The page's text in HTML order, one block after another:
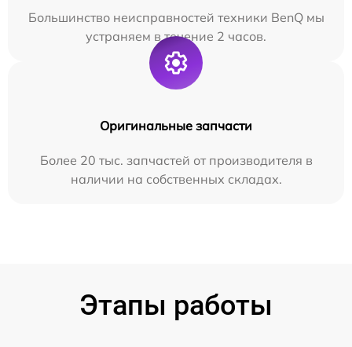
Большинство неисправностей техники BenQ мы
устраняем в течение 2 часов.
Оригинальные запчасти
Более 20 тыс. запчастей от производителя в
наличии на собственных складах.
Этапы работы